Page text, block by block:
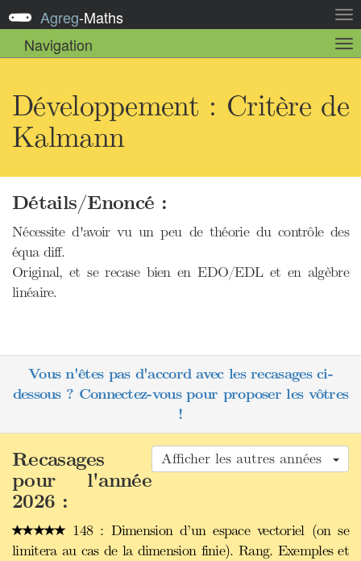
la
Agreg-Maths
Navigation
la
Développement : Critère de
Kalmann
Détails/Enoncé :
Nécessite d'avoir vu un peu de théorie du contrôle des
équa diff.
Original, et se recase bien en EDO/EDL et en algèbre
linéaire.
Vous n'êtes pas d'accord avec les recasages ci-
dessous ? Connectez-vous pour proposer les vôtres
!
Afficher les autres années
Recasages
pour l'année
2026 :
148 : Dimension d’un espace vectoriel (on se
limitera au cas de la dimension finie). Rang. Exemples et